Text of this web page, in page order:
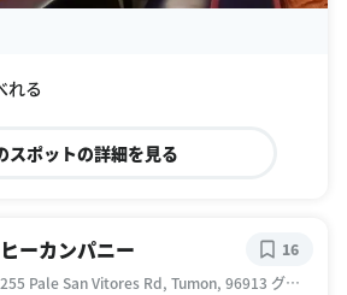
れる
スポットの詳細を見る
ーカンパニー
Pale San Vitores Rd, Tumon, 96913 グア
16